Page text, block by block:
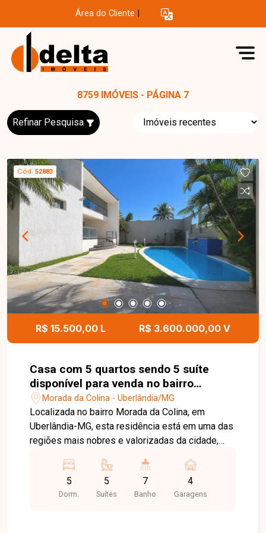
Área do Cliente
8759 IMÓVEIS - PÁGINA 7
Refinar Pesquisa
Cód. 52883
R$ 15.500,00 L R$ 3.600.000,00 V
Casa com 5 quartos sendo 5 suíte
disponível para venda no bairro
Morada da Colina em Uberlândia-MG
Morada da Colina - Uberlândia/MG
Localizada no bairro Morada da Colina, em
Uberlândia-MG, esta residência está em uma das
regiões mais nobres e valorizadas da cidade,
principais vias e proximidade com escolas,
supermercados, restaurantes, centros comerciais
e diversos serviços. O bairro oferece segurança,
5
Dorm.
5
Suítes
7
Banho
4
Garagens